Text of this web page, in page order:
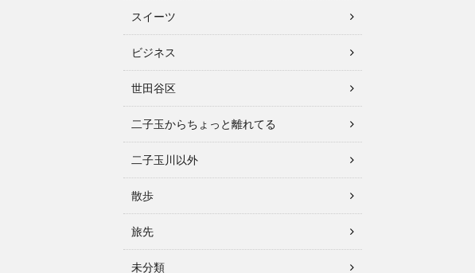
スイーツ
ビジネス
世田谷区
二子玉からちょっと離れてる
二子玉川以外
散歩
旅先
未分類